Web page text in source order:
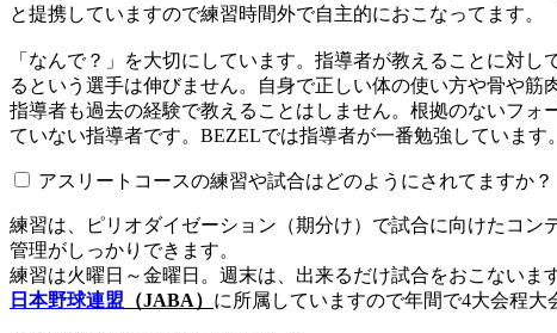
と提携していますので練習時間外で自主的におこなってます。
「なんで？」を大切にしています。指導者が教えることに対
るという選手は伸びません。自身で正しい体の使い方や骨や
指導者も過去の経験で教えることはしません。根拠のないフ
ていない指導者です。BEZELでは指導者が一番勉強しています。
アスリートコースの練習や試合はどのようにされてますか？
練習は、ピリオダイゼーション（期分け）で試合に向けたコ
管理がしっかりできます。
練習は火曜日～金曜日。週末は、出来るだけ試合をおこないます
日本野球連盟 （JABA） に所属していますので年間で4大会程大